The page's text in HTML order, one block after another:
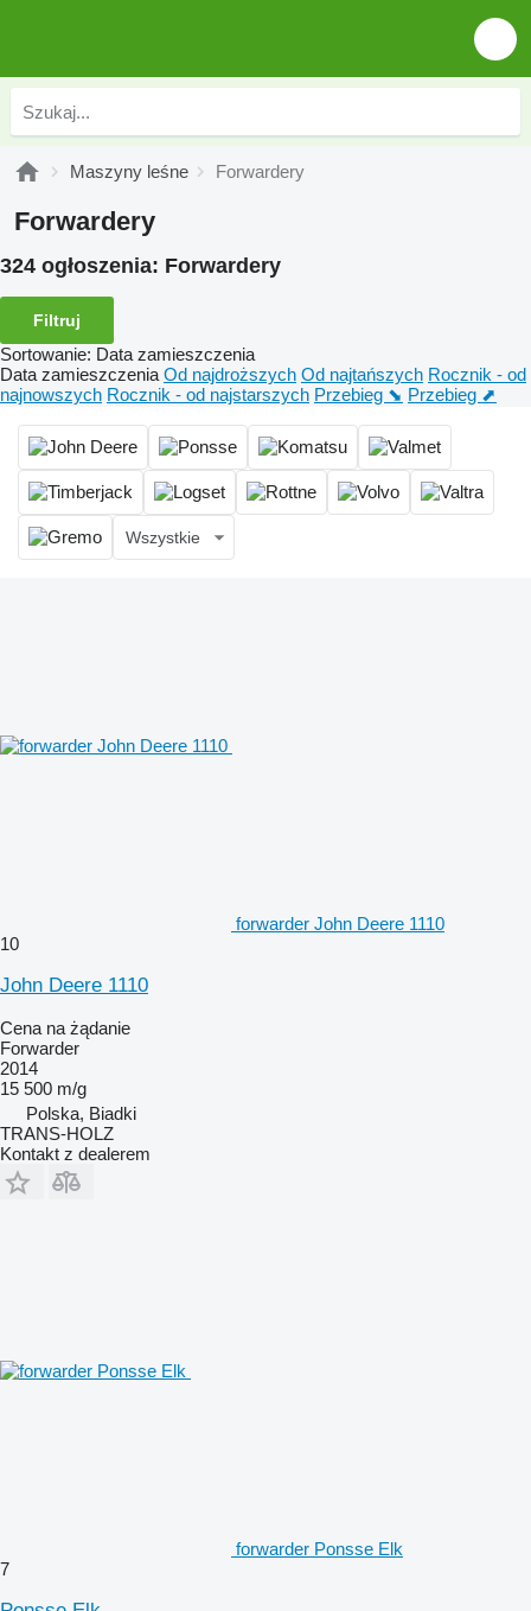
Maszyny leśne Forwardery
Forwardery
324 ogłoszenia: Forwardery
Filtruj
Sortowanie: Data zamieszczenia
Data zamieszczenia Od najdroższych Od najtańszych Rocznik - od
najnowszych Rocznik - od najstarszych Przebieg ⬊ Przebieg ⬈
Wszystkie
forwarder John Deere 1110
10
John Deere 1110
Cena na żądanie
Forwarder
2014
15 500 m/g
Polska, Biadki
TRANS-HOLZ
Kontakt z dealerem
forwarder Ponsse Elk
7